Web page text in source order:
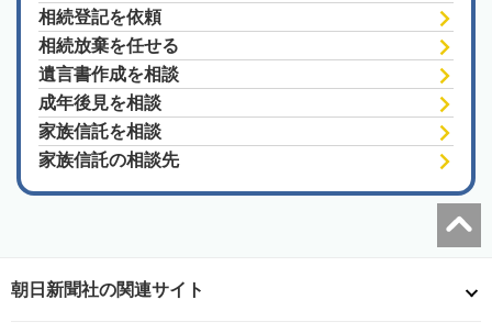
相続登記を依頼
相続放棄を任せる
遺言書作成を相談
成年後見を相談
家族信託を相談
家族信託の相談先
朝日新聞社の関連サイト